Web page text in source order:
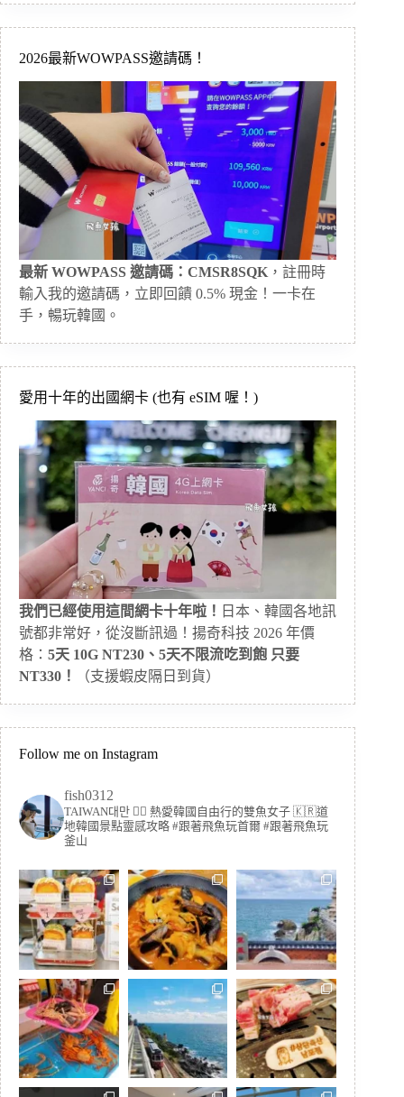
2026最新WOWPASS邀請碼！
最新 WOWPASS 邀請碼：CMSR8SQK ，註冊時
輸入我的邀請碼，立即回饋 0.5% 現金！一卡在
手，暢玩韓國。
愛用十年的出國網卡 (也有 eSIM 喔！)
我們已經使用這間網卡十年啦！ 日本、韓國各地訊
號都非常好，從沒斷訊過！揚奇科技 2026 年價
格： 5天 10G NT230、5天不限流吃到飽 只要
NT330！
（支援蝦皮隔日到貨）
Follow me on Instagram
fish0312
TAIWAN대만 🏳️‍🌈 熱愛韓國自由行的雙魚女子 🇰🇷道
地韓國景點靈感攻略 #跟著飛魚玩首爾 #跟著飛魚玩
釜山